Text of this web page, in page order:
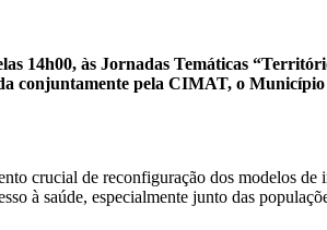
14h00, às Jornadas Temáticas
conjuntamente pela CIMAT, o Município
crucial de reconfiguração dos modelos de
à saúde, especialmente junto das